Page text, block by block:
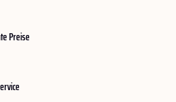
Preise